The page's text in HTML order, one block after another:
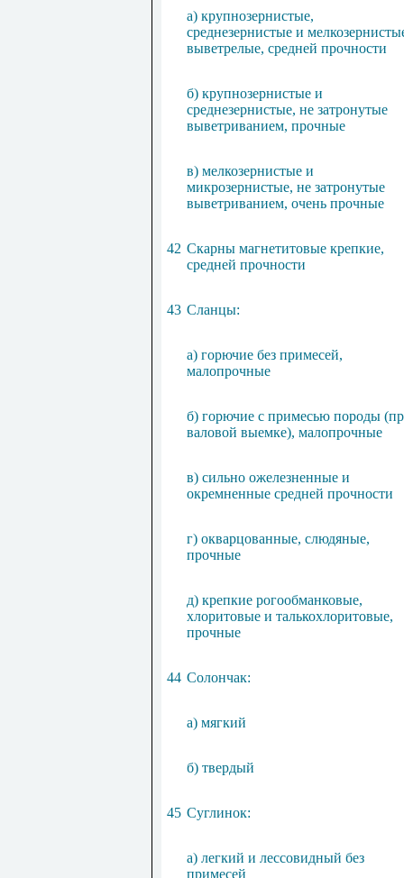
а) крупнозернистые,
среднезернистые и
выветрелые, средней прочности
б) крупнозернистые и
среднезернистые, не затронутые
выветриванием, прочные
в) мелкозернистые и
микрозернистые, не затронутые
выветриванием, очень прочные
42 Скарны магнетитовые крепкие,
средней прочности
43 Сланцы:
а) горючие без примесей,
малопрочные
б) горючие с примесью породы
валовой выемке), малопрочные
в) сильно ожелезненные и
окремненные средней прочности
г) окварцованные, слюдяные,
прочные
д) крепкие рогообманковые,
хлоритовые и талькохлоритовые,
прочные
44 Солончак:
а) мягкий
б) твердый
45 Суглинок:
а) легкий и лессовидный без
примесей